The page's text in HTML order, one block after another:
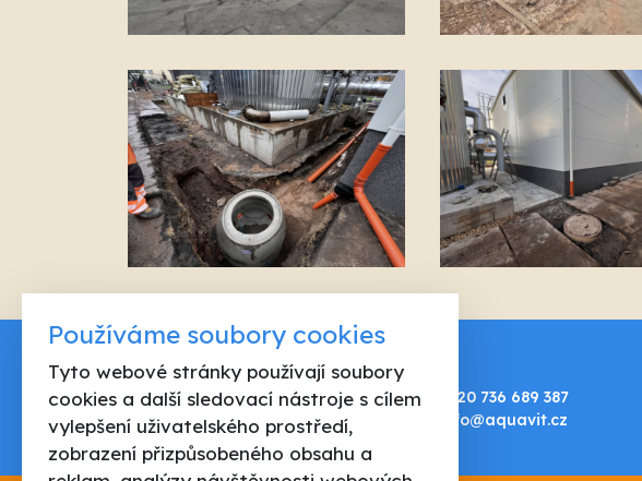
AQUAVIT spol. s r.o.
Horská 164
Trutnov 541 01
+420 736 689 387
info@aquavit.cz
Používáme soubory cookies
Tyto webové stránky používají soubory
cookies a další sledovací nástroje s cílem
vylepšení uživatelského prostředí,
zobrazení přizpůsobeného obsahu a